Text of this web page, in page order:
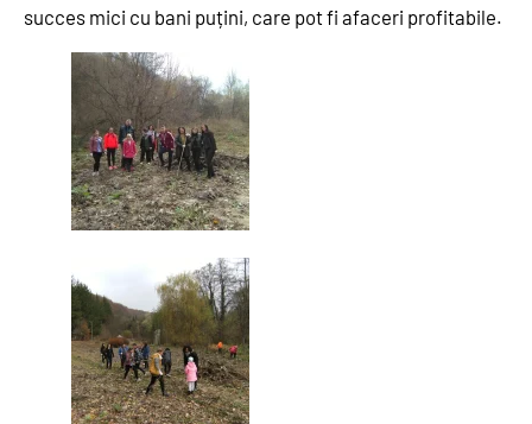
succes mici cu bani puțini, care pot fi afaceri profitabile.